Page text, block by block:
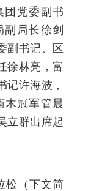
团党委副书
局长徐剑
副书记、区
徐林亮，富
记许海波，
木冠军管晨
立群出席起
松（下文简